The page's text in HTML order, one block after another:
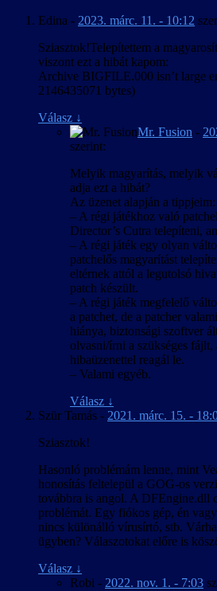
Egy sok, egymással különféle
játéknál különösen nehéz az angolban
tegezés/magázás megállapítása, amikor
egyazon mondatban szólít egy másikat
keresztnéven, akkor nincs jó megoldás.
kivéve jellemzően a mindkét névvel
íródtak a szövegek, és egyes esetekben a
elhangzottak is alátámasztották e
Egy másik nehézség a kínaiból elvileg
szerint átírandó szavak és nevek
két szabálykészlet él párhuzamosan: a
kínai-angol pinjin átírás, illetve egy ún.
pinjin sokkal pontosabban adja vissza az
ha az olvasó ismeri az angol nyelv
magyar” ellenben nem igényel
következetlen és pontatlan. Végül egy
az írásban és kiejtve is szereplő neveknél
utáni” átírást használtunk, a
azonosíthatóság miatt pinjinben
megjelenő és el sem hangzó
„népszerű magyar” átírásban vannak.
A magyarítás technikailag sem volt
betűkészletekben megvoltak az általában
betűk, még ha nem is néztek ki
virtuális fájlrendszerének kezeléséhez
adatfájl szövegként kezelhető formába és
nek kellett írnia egy konvertert.
dolog, mert a játék nem tölt be külső fájlt,
módosításával lehet bármin változtatni.
ML-nél egy 1,6 GB-os fájlt kellett volna
delta tömörítés jelentette, amihez
eszközt, ami elboldogult egy ekkora
változatnál szerencsére erre nem volt
egy olyan módosított rutinkönyvtár, amire
játék „megtanult” további adatfájlokat
betűkészletet
fájlformátumok +
láttunk ennek
A mentett játékok
pályanevek a játék
vannak
inkább
meg.
Edina - 2023. márc. 11. - 10:12
Sziasztok!Telepítettem a
viszont ezt a hibát kapom:
Archive BIGFILE.000 isn’t large
2146435071 bytes)
Válasz ↓
Mr. Fusion -
szerint:
Melyik magyarítás, melyik
adja ezt a hibát?
Az üzenet alapján a tippjeim:
– A régi játékhoz való
Director’s Cutra telepíteni,
– A régi játék egy olyan
patchelős magyarítást
eltérnek attól a legutolsó
patch készült.
– A régi játék megfelelő
a patchet, de a patcher
hiánya, biztonsági szoftver
olvasni/írni a szükséges fájlt,
hibaüzenettel reagál le.
– Valami egyéb.
Válasz ↓
Szür Tamás - 2021. márc. 15. -
Sziasztok!
Hasonló problémám lenne, mint
honosítás feltelepül a GOG-os
továbbra is angol. A DFEngine.dll
problémát. Egy fiókos gép, én
nincs különálló vírusírtó, stb.
ügyben? Válaszotokat előre is
Válasz ↓
Robi - 2022. nov. 1. - 7:03